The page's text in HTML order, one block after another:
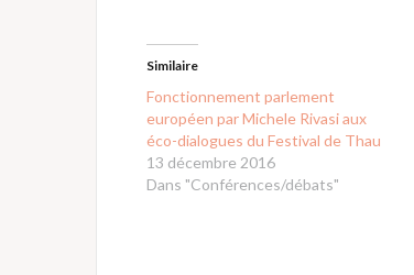
Similaire
Fonctionnement parlement
européen par Michele Rivasi aux
éco-dialogues du Festival de Thau
13 décembre 2016
Dans "Conférences/débats"